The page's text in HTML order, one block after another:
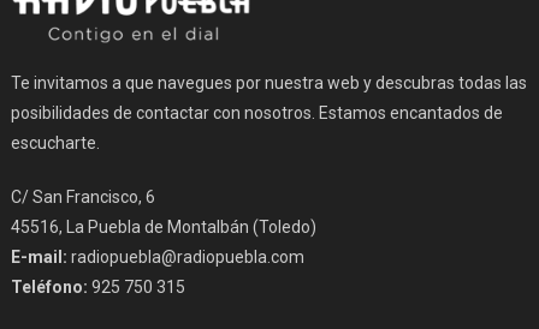
Te invitamos a que navegues por nuestra web y descubras todas las
posibilidades de contactar con nosotros. Estamos encantados de
escucharte.
C/ San Francisco, 6
45516, La Puebla de Montalbán (Toledo)
E-mail: radiopuebla@radiopuebla.com
Teléfono: 925 750 315